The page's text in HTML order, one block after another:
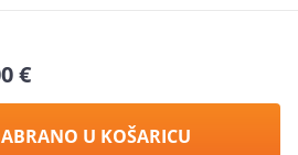
€
U KOŠARICU